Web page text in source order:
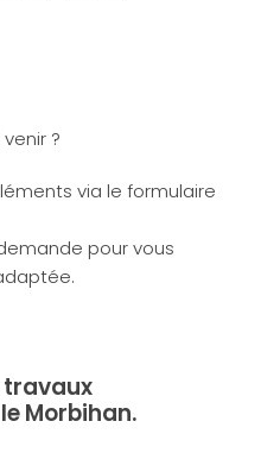
?
via le formulaire
pour vous
travaux
Morbihan.